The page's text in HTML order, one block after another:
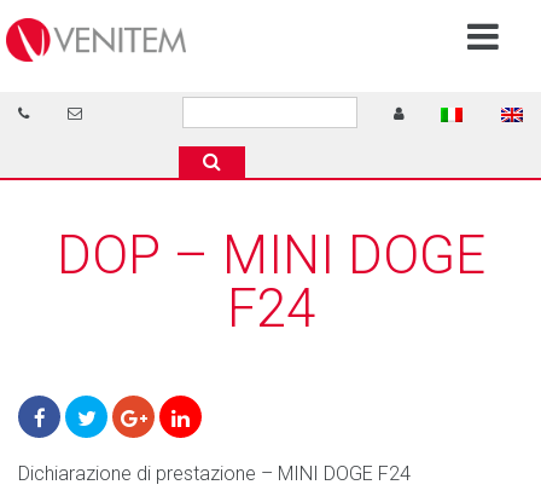
DOP – MINI DOGE
F24
Dichiarazione di prestazione – MINI DOGE F24